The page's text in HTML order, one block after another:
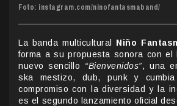
Foto: instagram.com/ninofantasmaband/
La banda multicultural Niño
forma a su propuesta sonora con el
nuevo sencillo “Bienvenidos”, una
ska mestizo, dub, punk y
compromiso con la diversidad y la
es el segundo lanzamiento oficial